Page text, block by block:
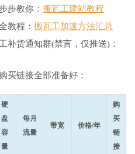
步教你： 搬瓦工建站教程
教程： 搬瓦工加速方法汇总
补货通知群(禁言，仅推送)：
买链接全部准备好：
硬
盘
容
量
每月
流量
带宽 价格/年
购
买
链
接